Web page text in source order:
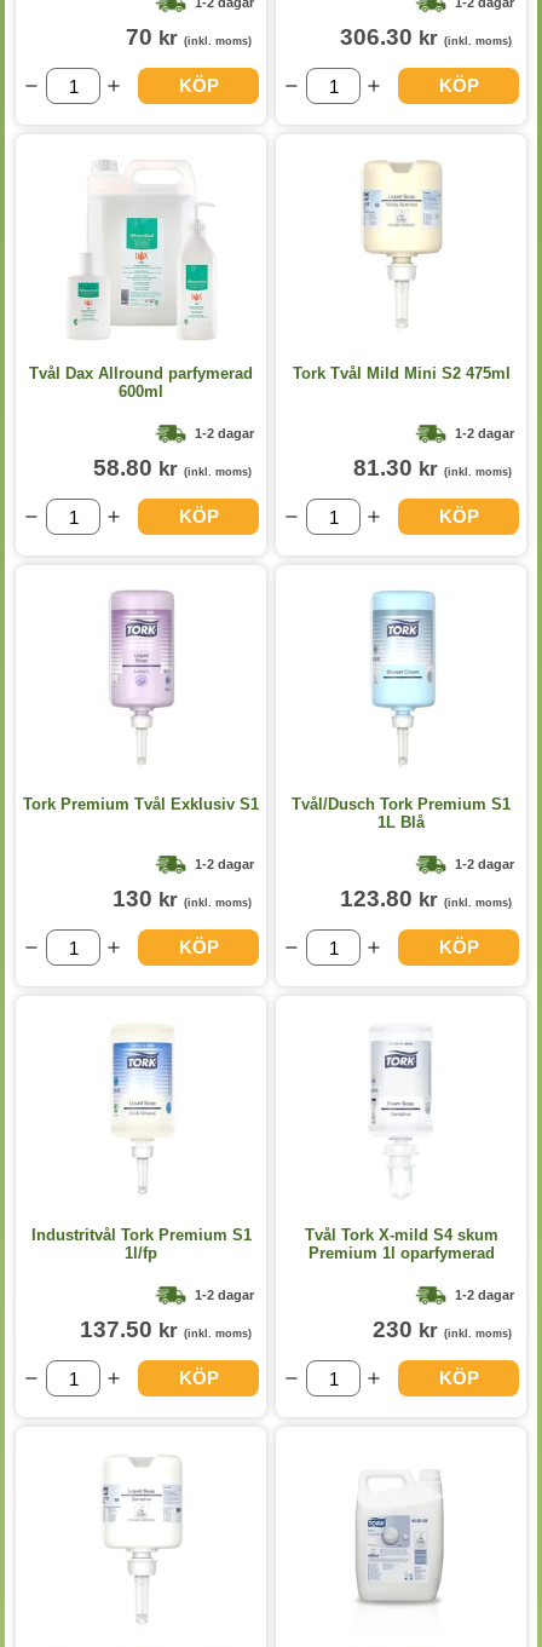
70 kr (inkl. moms)
KÖP
306.30 kr (inkl. moms)
KÖP
Tvål Dax Allround parfymerad
600ml
1-2 dagar
58.80 kr (inkl. moms)
KÖP
Tork Tvål Mild Mini S2 475ml
1-2 dagar
81.30 kr (inkl. moms)
KÖP
Tork Premium Tvål Exklusiv S1
1-2 dagar
130 kr (inkl. moms)
KÖP
Tvål/Dusch Tork Premium S1
1L Blå
1-2 dagar
123.80 kr (inkl. moms)
KÖP
Industritvål Tork Premium S1
1l/fp
1-2 dagar
137.50 kr (inkl. moms)
KÖP
Tvål Tork X-mild S4 skum
Premium 1l oparfymerad
1-2 dagar
230 kr (inkl. moms)
KÖP